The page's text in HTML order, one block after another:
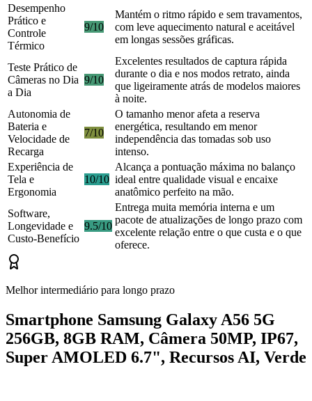
Desempenho
Prático e
Controle
Térmico
9/10
Mantém o ritmo rápido e sem travamentos,
com leve aquecimento natural e aceitável
em longas sessões gráficas.
Teste Prático de
Câmeras no Dia
a Dia
9/10
Excelentes resultados de captura rápida
durante o dia e nos modos retrato, ainda
que ligeiramente atrás de modelos maiores
à noite.
Autonomia de
Bateria e
Velocidade de
Recarga
7/10
O tamanho menor afeta a reserva
energética, resultando em menor
independência das tomadas sob uso
intenso.
Experiência de
Tela e
Ergonomia
10/10
Alcança a pontuação máxima no balanço
ideal entre qualidade visual e encaixe
anatômico perfeito na mão.
Software,
Longevidade e
Custo-Benefício
9.5/10
Entrega muita memória interna e um
pacote de atualizações de longo prazo com
excelente relação entre o que custa e o que
oferece.
Melhor intermediário para longo prazo
Smartphone Samsung Galaxy A56 5G
256GB, 8GB RAM, Câmera 50MP, IP67,
Super AMOLED 6.7", Recursos AI, Verde